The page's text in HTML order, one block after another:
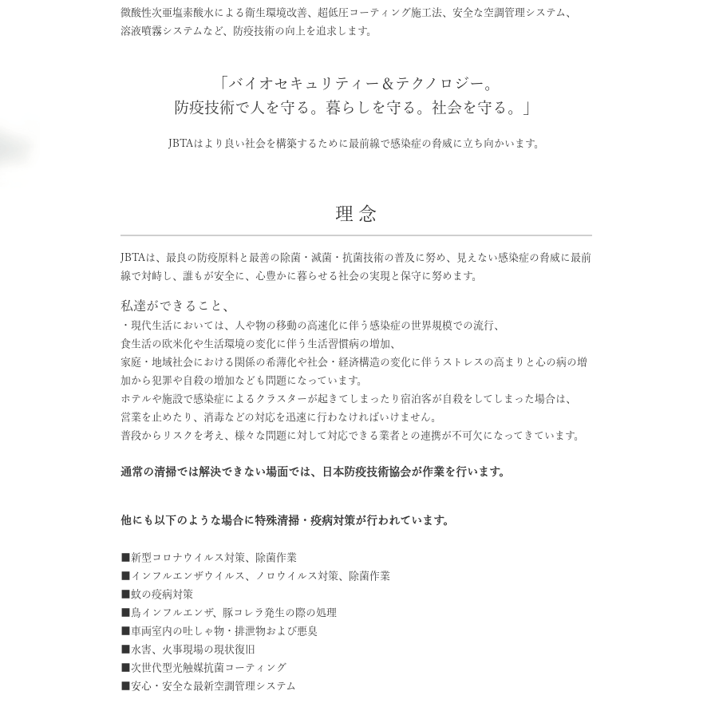
微酸性次亜塩素酸水による衛生環境改善、超低圧コーティング施工法、安全な空調管理システム、
溶液噴霧システムなど、防疫技術の向上を追求します。
「バイオセキュリティー＆テクノロジー。
防疫技術で人を守る。 暮らしを守る。社会を守る。」
JBTAはより良い社会を構築するために最前線で感染症の脅威に立ち向かいます。
理 念
JBTAは、最良の防疫原料と最善の除菌・滅菌・抗菌技術の普及に努め、見えない感染症の脅威に最前
線で対峙し、誰もが安全に、心豊かに暮らせる社会の実現と保守に努めます。
私達ができること、
・現代生活においては、人や物の移動の高速化に伴う感染症の世界規模での流行、
食生活の欧米化や生活環境の変化に伴う生活習慣病の増加、
家庭・地域社会における関係の希薄化や社会・経済構造の変化に伴うストレスの高まりと心の病の増
加から犯罪や自殺の増加なども問題になっています。
ホテルや施設で感染症によるクラスターが起きてしまったり宿泊客が自殺をしてしまった場合は、
営業を止めたり、消毒などの対応を迅速に行わなければいけません。
普段からリスクを考え、様々な問題に対して対応できる業者との連携が不可欠になってきています。
通常の清掃では解決できない場面では、日本防疫技術協会が作業を行います。
他にも以下のような場合に特殊清掃・疫病対策が行われています。
■新型コロナウイルス対策、除菌作業
■インフルエンザウイルス、ノロウイルス対策、除菌作業
■蚊の疫病対策
■鳥インフルエンザ、豚コレラ発生の際の処理
■車両室内の吐しゃ物・排泄物および悪臭
■水害、火事現場の現状復旧
■次世代型光触媒抗菌コーティング
■安心・安全な最新空調管理システム